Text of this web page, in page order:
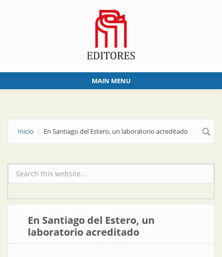
MAIN MENU
Inicio En Santiago del Estero, un laboratorio acreditado
Formulario de búsqueda
En Santiago del Estero, un
laboratorio acreditado